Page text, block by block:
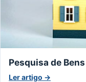
Pesquisa de Bens
Ler artigo →